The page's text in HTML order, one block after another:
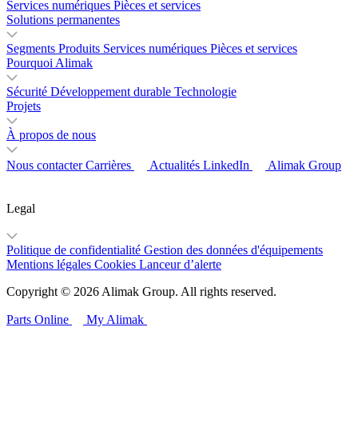
Services numériques Pièces et services
Solutions permanentes
Segments Produits Services numériques Pièces et services
Pourquoi Alimak
Sécurité Développement durable Technologie
Projets
À propos de nous
Nous contacter Carrières Actualités LinkedIn Alimak Group
Legal
Politique de confidentialité Gestion des données d'équipements
Mentions légales Cookies Lanceur d’alerte
Copyright © 2026 Alimak Group. All rights reserved.
Parts Online My Alimak